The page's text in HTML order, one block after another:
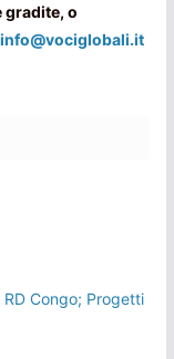
gradite, o
info@vociglobali.it
Congo; Progetti